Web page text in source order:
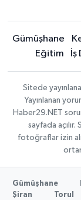
Gümüşhane
Eğitim
İş
Sitede
Yayınlanan
Haber29.NET
sayfada açılır.
fotoğraflar izin
Gümüşhane
Şiran
Torul